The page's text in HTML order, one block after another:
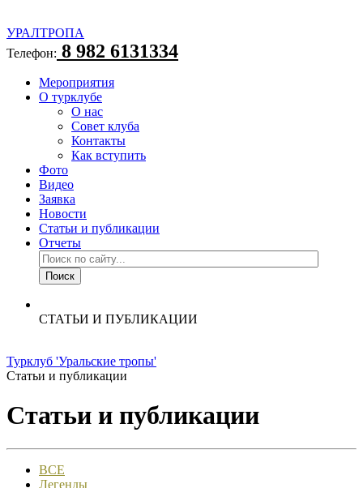
УРАЛТРОПА
Телефон: 8 982 6131334
Мероприятия
О турклубе
О нас
Совет клуба
Контакты
Как вступить
Фото
Видео
Заявка
Новости
Статьи и публикации
Отчеты
СТАТЬИ И ПУБЛИКАЦИИ
Турклуб 'Уральские тропы'
Статьи и публикации
Статьи и публикации
ВСЕ
Легенды